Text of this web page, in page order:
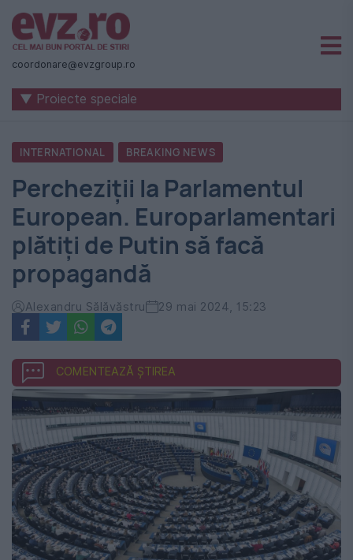
Știri
naționale
internaționale
România
-
Evenimentul
Zilei
coordonare@evzgroup.ro
▼ Proiecte speciale
INTERNATIONAL BREAKING NEWS
Percheziții la Parlamentul
European. Europarlamentari
plătiți de Putin să facă
propagandă
Alexandru Sălăvăstru 29 mai 2024, 15:23
COMENTEAZĂ ȘTIREA